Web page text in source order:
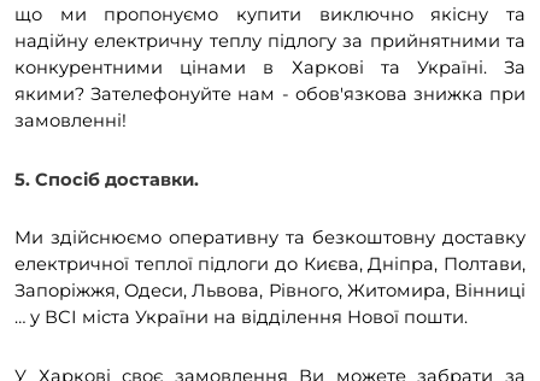
що ми пропонуємо купити виключно якісну та
надійну електричну теплу підлогу за прийнятними та
конкурентними цінами в Харкові та Україні. За
якими? Зателефонуйте нам - обов'язкова знижка при
замовленні!
5. Спосіб доставки.
Ми здійснюємо оперативну та безкоштовну доставку
електричної теплої підлоги до Києва, Дніпра, Полтави,
Запоріжжя, Одеси, Львова, Рівного, Житомира, Вінниці
… у ВСІ міста України на відділення Нової пошти.
У Харкові своє замовлення Ви можете забрати за